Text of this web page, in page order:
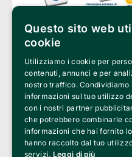
Clappit is a trademark of:
Bemils Srl
a Socio Unico
Via Fosse Ardeatine, 4 -20092
PI 05589050961
Iscr. C.C.I.A.A. Milano R.E.A. 1833471
© 2010-2025 Bemils Srl - All rights
Credits:
Questo sito web
cookie
Utilizziamo i cookie per
contenuti, annunci e per
nostro traffico. Condividiamo
informazioni sul tuo utilizzo
con i nostri partner
che potrebbero combinarle
informazioni che hai fornito
hanno raccolto dal tuo
servizi. Leggi di più